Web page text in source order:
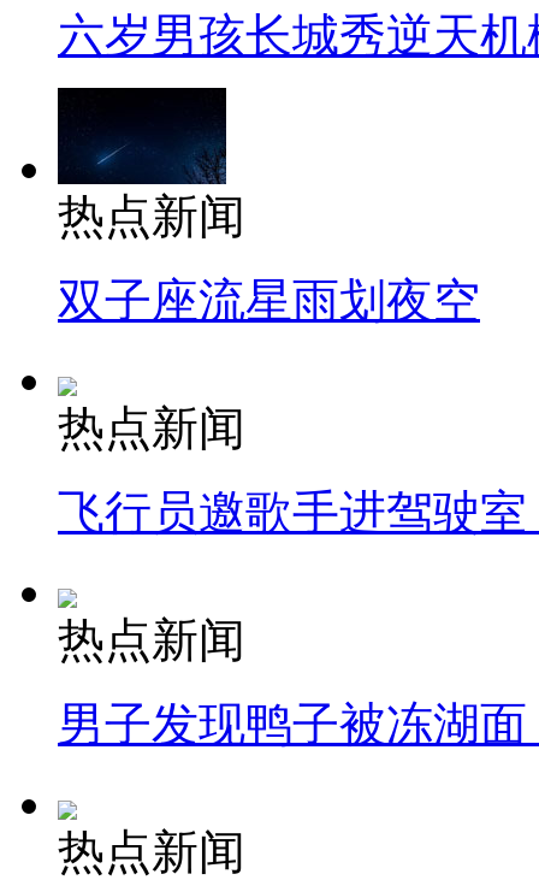
六岁男孩长城秀逆天机
热点新闻
双子座流星雨划夜空
热点新闻
飞行员邀歌手进驾驶
热点新闻
男子发现鸭子被冻湖
热点新闻